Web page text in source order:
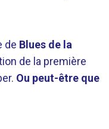
de Blues de la
de la première
Ou peut-être que